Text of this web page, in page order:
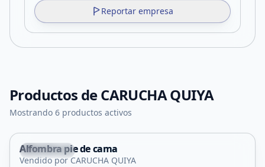
Reportar empresa
Productos deCARUCHA QUIYA
Mostrando 6 productos activos
Concarán
Alfombra pie de cama
Vendido por CARUCHA QUIYA